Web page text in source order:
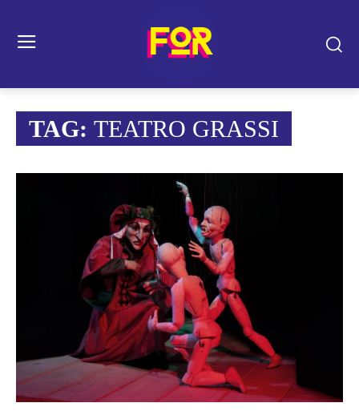
TAG: TEATRO GRASSI